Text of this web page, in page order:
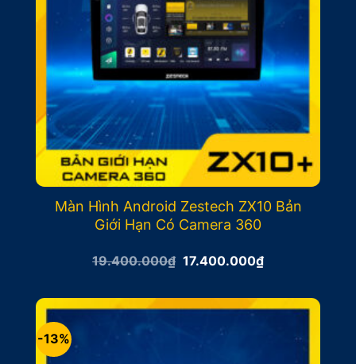
Màn Hình Android Zestech ZX10 Bản
Giới Hạn Có Camera 360
19.400.000₫ Giá
19.400.000₫.
17.400.000₫Giá
hiện
là:
17.400.000₫.
-13%